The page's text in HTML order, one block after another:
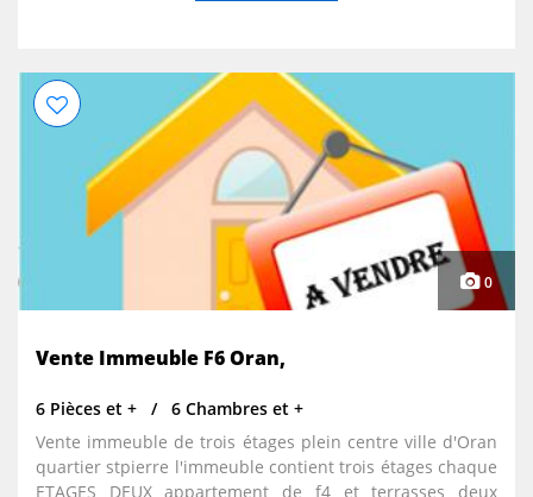
0
Vente Immeuble F6 Oran,
6 Pièces et +
6 Chambres et +
Vente immeuble de trois étages plein centre ville d'Oran
quartier stpierre l'immeuble contient trois étages chaque
ETAGES DEUX appartement de f4 et terrasses deux